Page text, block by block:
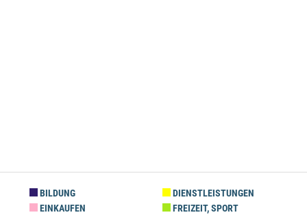
BILDUNG
DIENSTLEISTUNGEN
EINKAUFEN
FREIZEIT, SPORT